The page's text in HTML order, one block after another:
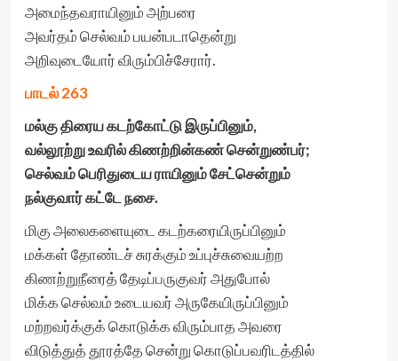
அமைந்தவராயினும் அற்பரை
அவர்தம் செல்வம் பயன்படாதென்று
அறிவுடையோர் விரும்பிச்சேரார்.
பாடல் 263
மல்கு திரைய கடற்கோட்டு இருப்பினும்,
வல்லூற்று உவரில் கிணற்றின்கண் சென்றுண்பர்;
செல்வம் பெரிதுடைய ராயினும் சேட்சென்றும்
நல்குவார் கட்டே நசை.
மிகு அலைகளையுடை கடற்கரையிருப்பினும்
மக்கள் தோண்டச் சுரக்கும் உப்புச்சுவையற்ற
கிணற்றுநீரைத் தேடிப்பருகுவர் அதுபோல்
மிக்க செல்வம் உடையவர் அருகேயிருப்பினும்
மற்றவர்க்குக் கொடுக்க விரும்பாத அவரை
விடுத்துத் தூரத்தே சென்று கொடுப்பவரிடத்தில்